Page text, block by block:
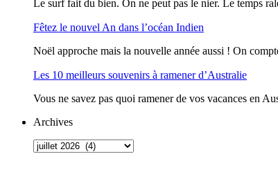
Le surf fait du bien. On ne peut pas le nier. Le temps
Fêtez le nouvel An dans l’océan Indien
Noël approche mais la nouvelle année aussi ! On
Les 10 meilleurs souvenirs à ramener d’Australie
Vous ne savez pas quoi ramener de vos vacances en
Archives